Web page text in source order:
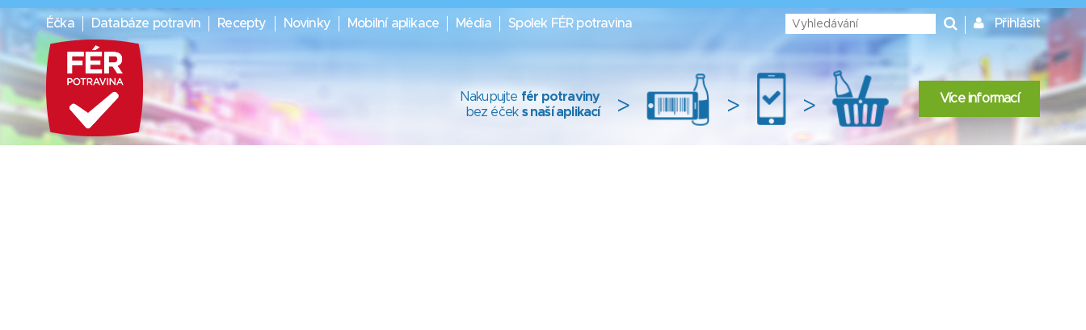
Éčka Databáze potravin Recepty Novinky Mobilní aplikace Média Spolek FÉR potravina Přihlásit
Nakupujte fér potraviny
bez éček s naší aplikací > > > Více informací